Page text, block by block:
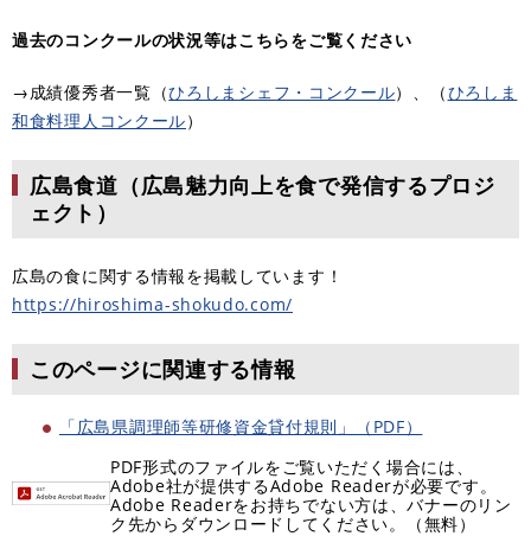
過去のコンクールの状況等はこちらをご覧ください
→成績優秀者一覧（ひろしまシェフ・コンクール）、（ひろしま
和食料理人コンクール）
広島食道（広島魅力向上を食で発信するプロジ
ェクト）
広島の食に関する情報を掲載しています！
https://hiroshima-shokudo.com/
このページに関連する情報
「広島県調理師等研修資金貸付規則」（PDF）
PDF形式のファイルをご覧いただく場合には、
Adobe社が提供するAdobe Readerが必要です。
Adobe Readerをお持ちでない方は、バナーのリン
ク先からダウンロードしてください。（無料）